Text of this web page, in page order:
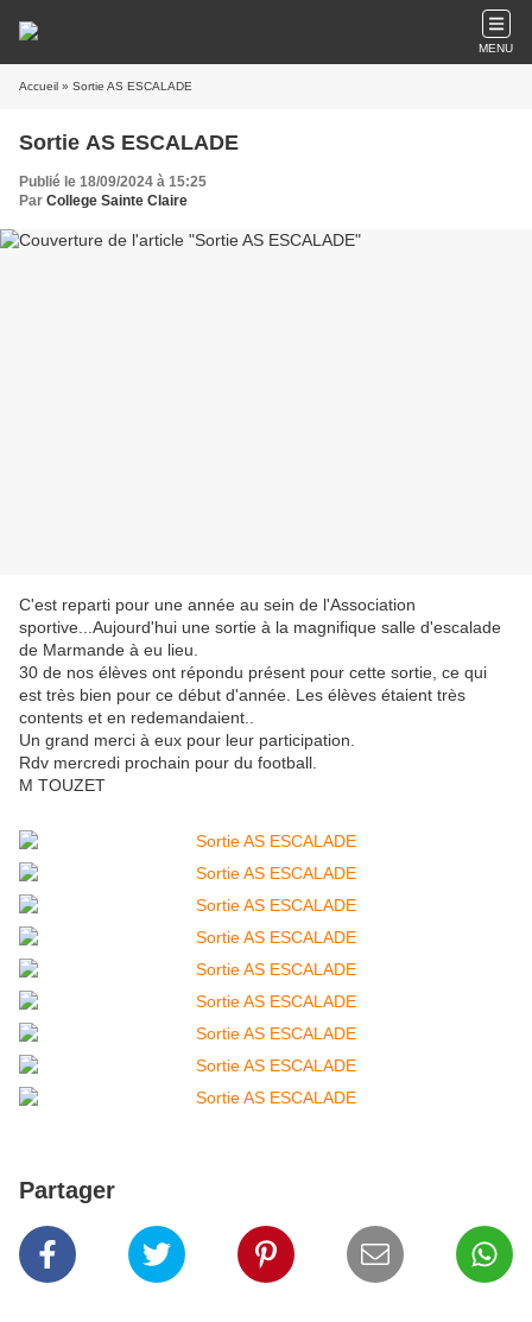
MENU
Accueil » Sortie AS ESCALADE
Sortie AS ESCALADE
Publié le 18/09/2024 à 15:25
Par College Sainte Claire
C'est reparti pour une année au sein de l'Association
sportive...Aujourd'hui une sortie à la magnifique salle d'escalade
de Marmande à eu lieu.
30 de nos élèves ont répondu présent pour cette sortie, ce qui
est très bien pour ce début d'année. Les élèves étaient très
contents et en redemandaient..
Un grand merci à eux pour leur participation.
Rdv mercredi prochain pour du football.
M TOUZET
Partager